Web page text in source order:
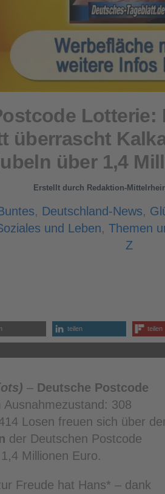
überrascht
über 1,4
Erstellt durch Redaktion-
, Deutschland-News,
und Leben, Themen
Z
teilen teilen
– Deutsche Postcode
Ausnahmezustand: 308
Losen freuen sich über
der Deutschen Postcode
Millionen Euro.
Freude hat Hans* – dank